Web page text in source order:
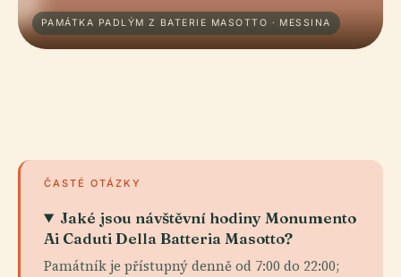
PAMÁTKA PADLÝM Z BATERIE MASOTTO · MESSINA
ČASTÉ OTÁZKY
Jaké jsou návštěvní hodiny Monumento
Ai Caduti Della Batteria Masotto?
Památník je přístupný denně od 7:00 do 22:00;